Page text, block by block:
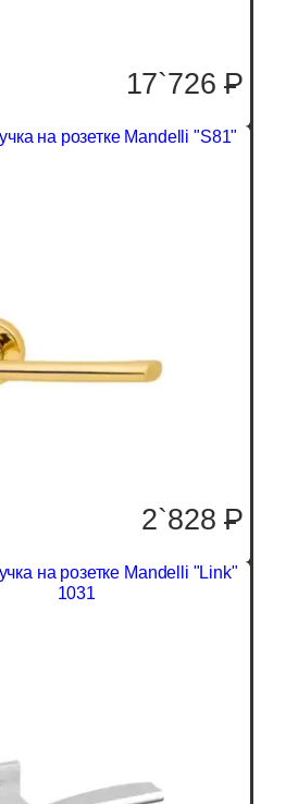
17`726P
на розетке Mandelli "S81"
2`828P
на розетке Mandelli "Link"
1031